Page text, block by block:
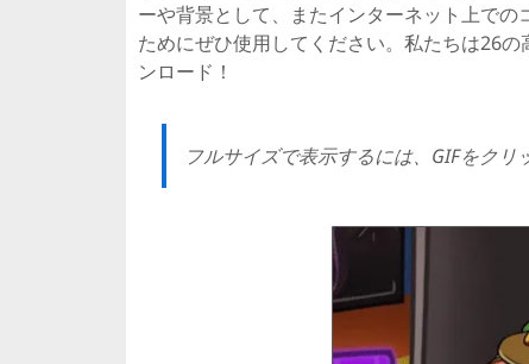
ーや背景として、またインターネット上で
ためにぜひ使用してください。私たちは26
ンロード！
フルサイズで表示するには、GIFをクリ